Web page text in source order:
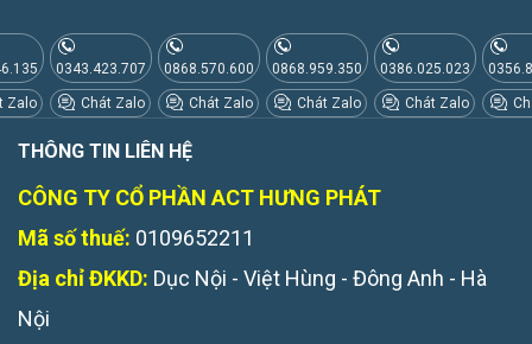
Zalo
0343.423.707
Chát Zalo
0868.570.600
Chát Zalo
0868.959.350
Chát Zalo
0386.025.023
Chát Zalo
THÔNG TIN LIÊN HỆ
CÔNG TY CỔ PHẦN ACT HƯNG PHÁT
Mã số thuế: 0109652211
Địa chỉ ĐKKD: Dục Nội - Việt Hùng - Đông Anh - Hà
Nội